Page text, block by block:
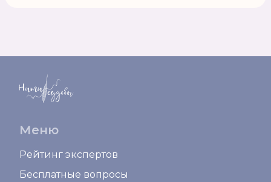
Меню
Рейтинг экспертов
Бесплатные вопросы